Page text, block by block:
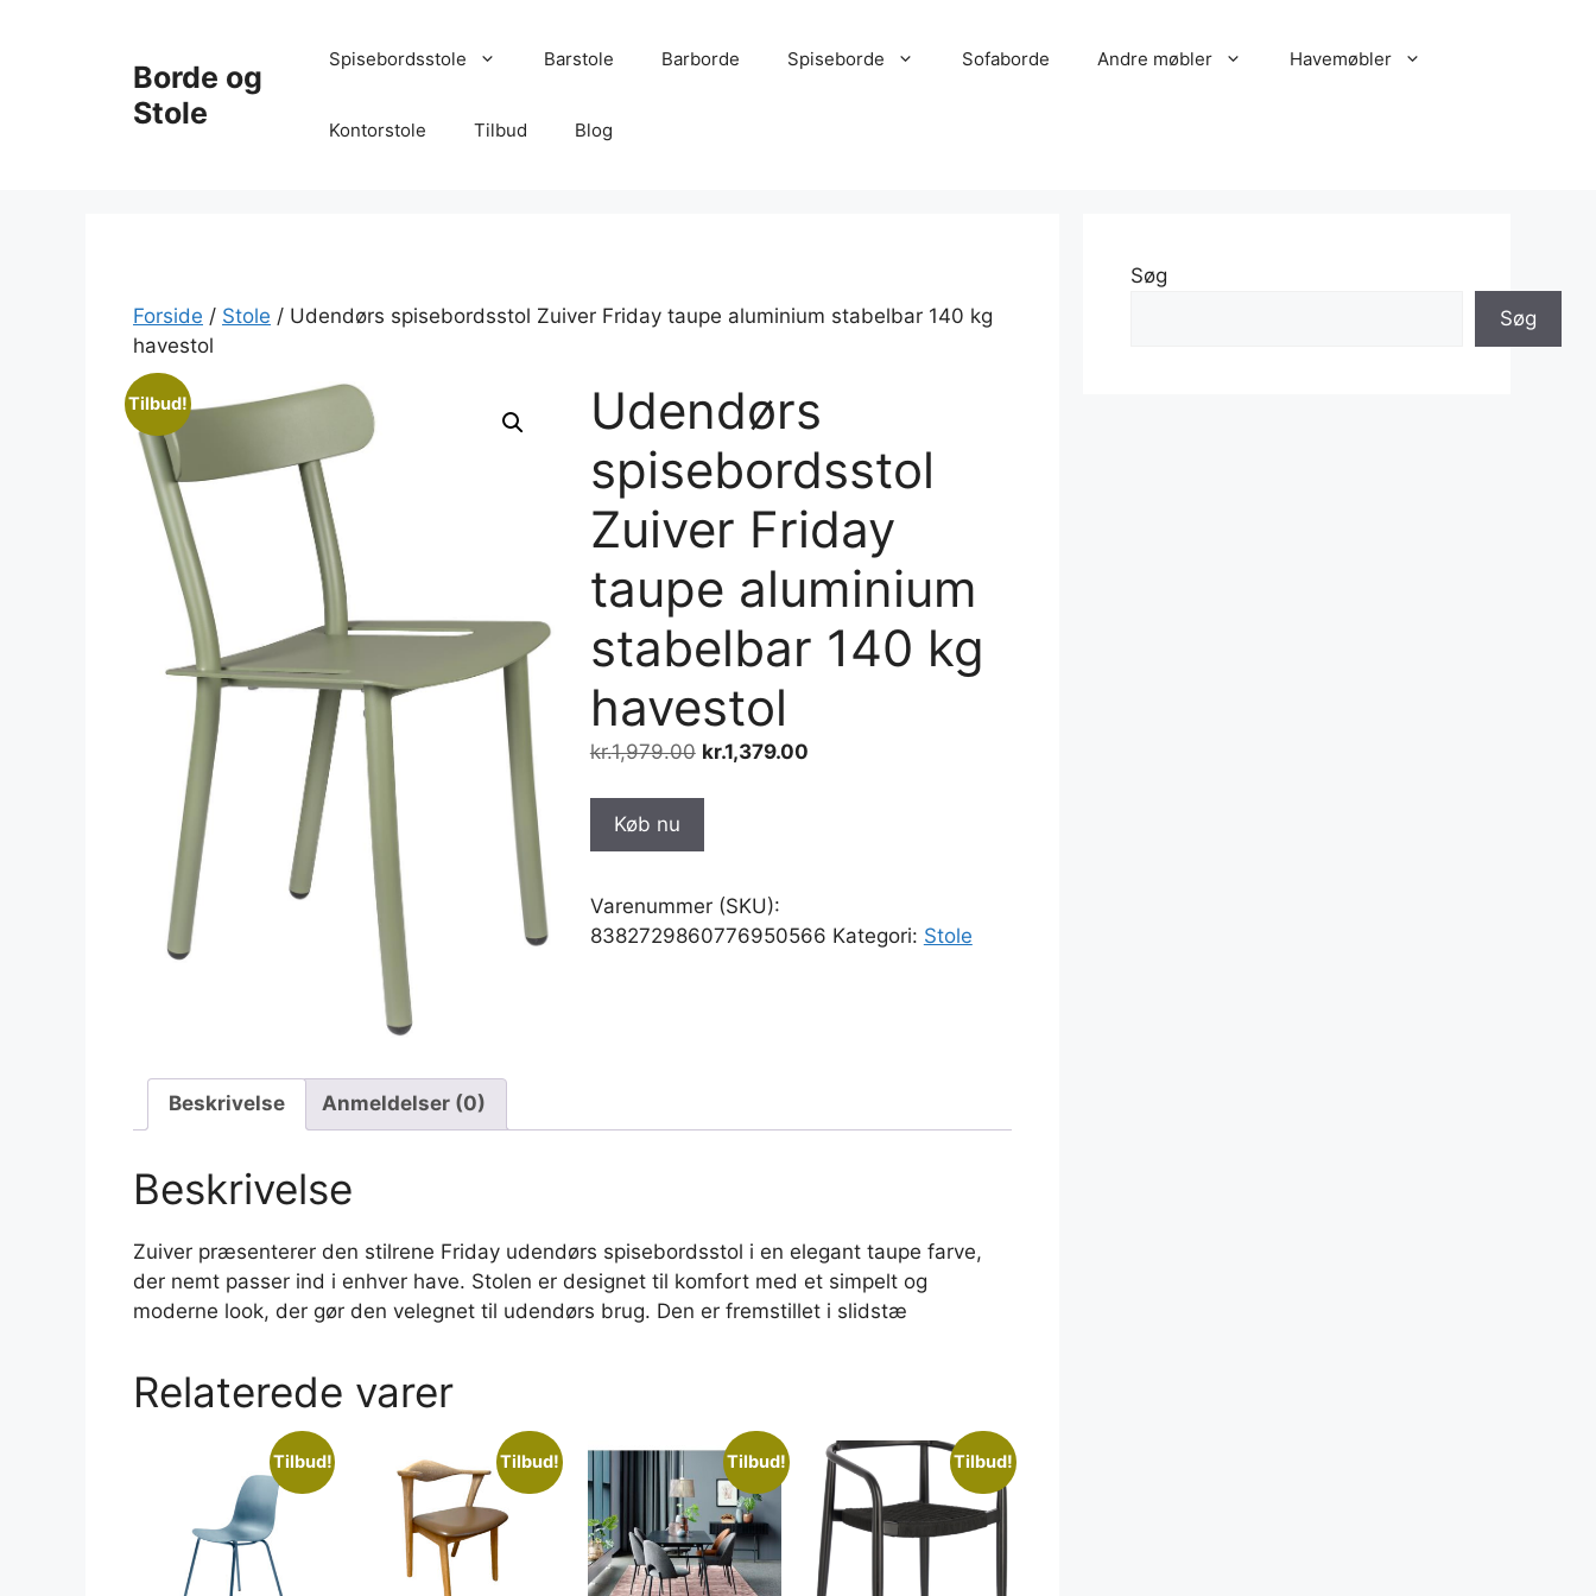
Borde og
Stole
Spisebordsstole Barstole Barborde Spiseborde Sofaborde Andre møbler Havemøbler
Kontorstole Tilbud Blog
Forside / Stole / Udendørs spisebordsstol Zuiver Friday taupe aluminium stabelbar 140 kg
havestol
Tilbud!
Udendørs
spisebordsstol
Zuiver Friday
taupe aluminium
stabelbar 140 kg
havestol
kr.1,979.00 Den
kr.1,379.00Den
Køb nu
Varenummer (SKU):
8382729860776950566 Kategori: Stole
Beskrivelse Anmeldelser (0)
Beskrivelse
Zuiver præsenterer den stilrene Friday udendørs spisebordsstol i en elegant taupe farve,
der nemt passer ind i enhver have. Stolen er designet til komfort med et simpelt og
moderne look, der gør den velegnet til udendørs brug. Den er fremstillet i slidstæ
Relaterede varer
Tilbud! Tilbud! Tilbud! Tilbud!
Søg
Søg